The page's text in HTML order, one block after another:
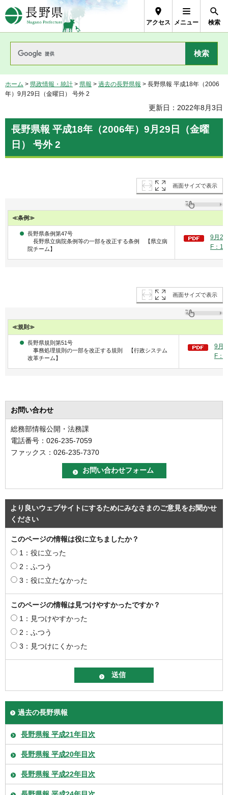
長野県Nagano Prefecture
アクセス メニュー 検索
ホーム > 県政情報・統計 > 県報 > 過去の長野県報 > 長野県報 平成18年（2006
年）9月29日（金曜日） 号外 2
更新日：2022年8月3日
長野県報 平成18年（2006年）9月29日（金曜
日） 号外 2
画面サイズで表示
≪条例≫
長野県条例第47号
長野県立病院条例等の一部を改正する条例 【県立病
院チーム】
9月
F：
画面サイズで表示
≪規則≫
長野県規則第51号
事務処理規則の一部を改正する規則 【行政システム
改革チーム】
9月
F：
お問い合わせ
総務部情報公開・法務課
電話番号：026-235-7059
ファックス：026-235-7370
より良いウェブサイトにするためにみなさまのご意見をお聞かせ
ください
このページの情報は役に立ちましたか？
1：役に立った
2：ふつう
3：役に立たなかった
このページの情報は見つけやすかったですか？
1：見つけやすかった
2：ふつう
3：見つけにくかった
過去の長野県報
長野県報 平成21年目次
長野県報 平成20年目次
長野県報 平成22年目次